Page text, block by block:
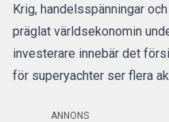
Krig, handelsspänningar
präglat världsekonomin
investerare innebär det
för superyachter ser flera
ANNONS